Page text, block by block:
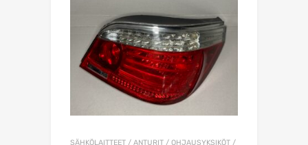
SÄHKÖLAITTEET / ANTURIT / OHJAUSYKSIKÖT /